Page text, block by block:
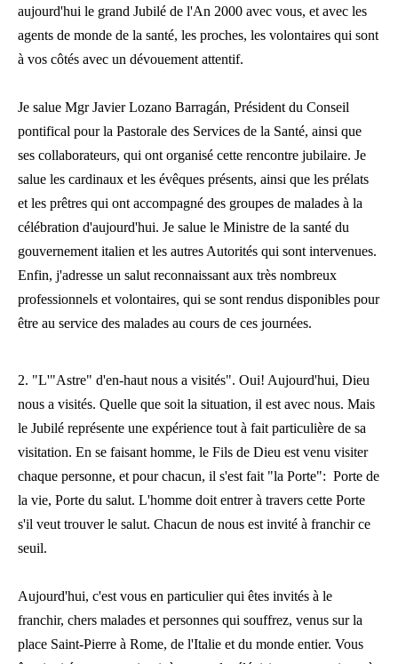
aujourd'hui le grand Jubilé de l'An 2000 avec vous, et avec les
agents de monde de la santé, les proches, les volontaires qui sont
à vos côtés avec un dévouement attentif.
Je salue Mgr Javier Lozano Barragán, Président du Conseil
pontifical pour la Pastorale des Services de la Santé, ainsi que
ses collaborateurs, qui ont organisé cette rencontre jubilaire. Je
salue les cardinaux et les évêques présents, ainsi que les prélats
et les prêtres qui ont accompagné des groupes de malades à la
célébration d'aujourd'hui. Je salue le Ministre de la santé du
gouvernement italien et les autres Autorités qui sont intervenues.
Enfin, j'adresse un salut reconnaissant aux très nombreux
professionnels et volontaires, qui se sont rendus disponibles pour
être au service des malades au cours de ces journées.
2. "L'"Astre" d'en-haut nous a visités". Oui! Aujourd'hui, Dieu
nous a visités. Quelle que soit la situation, il est avec nous. Mais
le Jubilé représente une expérience tout à fait particulière de sa
visitation. En se faisant homme, le Fils de Dieu est venu visiter
chaque personne, et pour chacun, il s'est fait "la Porte": Porte de
la vie, Porte du salut. L'homme doit entrer à travers cette Porte
s'il veut trouver le salut. Chacun de nous est invité à franchir ce
seuil.
Aujourd'hui, c'est vous en particulier qui êtes invités à le
franchir, chers malades et personnes qui souffrez, venus sur la
place Saint-Pierre à Rome, de l'Italie et du monde entier. Vous